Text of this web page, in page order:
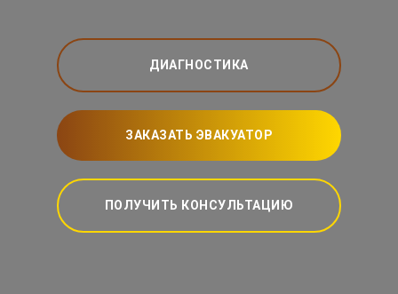
ДИАГНОСТИКА
ЗАКАЗАТЬ ЭВАКУАТОР
ПОЛУЧИТЬ КОНСУЛЬТАЦИЮ